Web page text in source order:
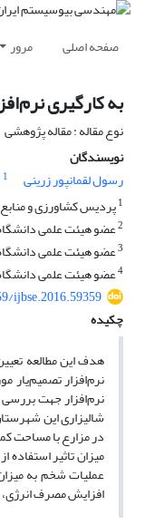
صفحه اصلی مرور
به کارگیری
نوع مقاله : مقاله پژوهشی
نویسندگان
رسول لقمانپور زرینی
1
1پردیس کشاورزی و
2عضو هیئت علمی
3عضو هیئت علمی
4عضو هیئت علمی
ijbse.2016.59359
چکیده
هدف این مطالعه
نرم‌افزار تصمیم‌یار
میزان تاثیر
افزایش مصرف